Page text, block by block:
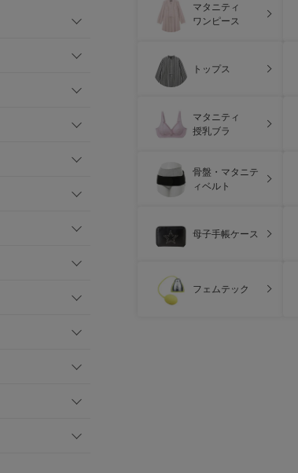
マタニティ
ワンピース
トップス
マタニティ
授乳ブラ
骨盤・マタニテ
ィベルト
母子手帳ケース
フェムテック